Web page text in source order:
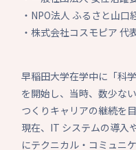
・NPO法人 ふるさと山
・株式会社コスモピア 代
早稲田大学在学中に「科
を開始し、当時、数少な
つくりキャリアの継続を
現在、IT システムの導入
にテクニカル・コミュニ